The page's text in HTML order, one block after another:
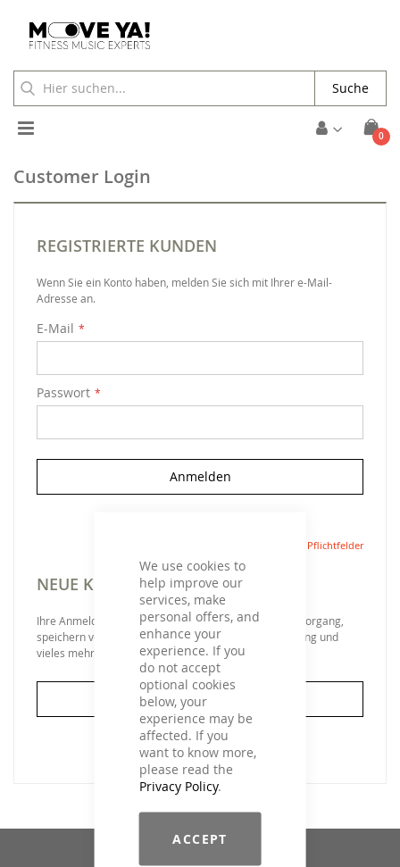
We use cookies to
help improve our
services, make
personal offers, and
enhance your
experience. If you
do not accept
optional cookies
below, your
experience may be
affected. If you
want to know more,
please read the
Privacy Policy.
ACCEPT
0
Toggle
Suche
Customer Login
REGISTRIERTE KUNDEN
Wenn Sie ein Konto haben, melden Sie sich mit Ihrer e-Mail-
Adresse an.
E-Mail
Passwort
Anmelden
NEUE KUNDEN
Ihre Anmeldung hat viele Vorteile: schnellerer Bestellvorgang,
speichern von mehreren Adressen, Sendungsverfolgung und
vieles mehr.
Ein Konto erstellen